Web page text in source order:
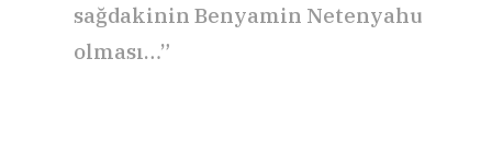
sağdakinin Benyamin Netenyahu
olması…”